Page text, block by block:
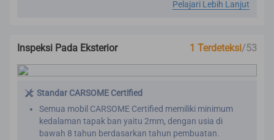
Pelajari Lebih Lanjut
Inspeksi Pada Eksterior 1 Terdeteksi/53
Standar CARSOME Certified
Semua mobil CARSOME Certified memiliki minimum
kedalaman tapak ban yaitu 2mm, dengan usia di
bawah 8 tahun berdasarkan tahun pembuatan.